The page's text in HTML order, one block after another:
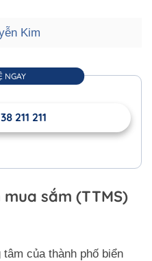
Kim
NGAY
211 211
sắm (TTMS)
của thành phố biển